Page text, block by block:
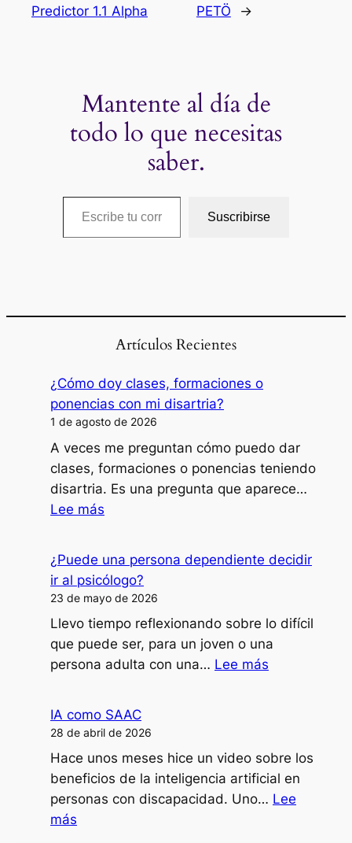
Predictor 1.1 Alpha
PETÖ
→
Mantente al día de
todo lo que necesitas
saber.
Escribe tu correo electrónico…
Suscribirse
Artículos Recientes
¿Cómo doy clases, formaciones o
ponencias con mi disartria?
1 de agosto de 2026
A veces me preguntan cómo puedo dar
clases, formaciones o ponencias teniendo
disartria. Es una pregunta que aparece…
Lee más
clases,
formaciones
ponencias
con
mi
¿Puede una persona dependiente decidir
ir al psicólogo?
23 de mayo de 2026
Llevo tiempo reflexionando sobre lo difícil
que puede ser, para un joven o una
persona adulta con una… Lee más
decidir
ir
al
IA como SAAC
28 de abril de 2026
Hace unos meses hice un video sobre los
beneficios de la inteligencia artificial en
personas con discapacidad. Uno… Lee
más